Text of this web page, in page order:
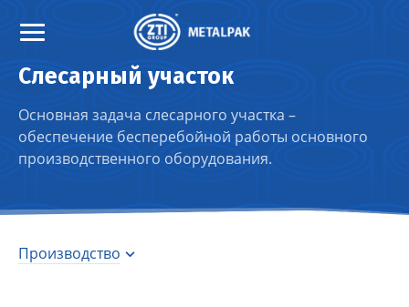
Слесарный участок
Основная задача слесарного участка –
обеспечение бесперебойной работы основного
производственного оборудования.
Производство